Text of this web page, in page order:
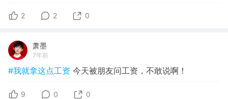
2 2 0
萧墨
7年前
#我就拿这点工资 今天被朋友问工资，不敢说啊！
9 0 0